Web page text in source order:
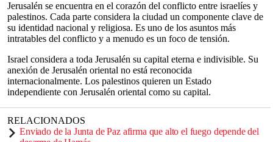
Jerusalén se encuentra en el corazón del conflicto entre israelíes y
palestinos. Cada parte considera la ciudad un componente clave de
su identidad nacional y religiosa. Es uno de los asuntos más
intratables del conflicto y a menudo es un foco de tensión.
Israel considera a toda Jerusalén su capital eterna e indivisible. Su
anexión de Jerusalén oriental no está reconocida
internacionalmente. Los palestinos quieren un Estado
independiente con Jerusalén oriental como su capital.
RELACIONADOS
Enviado de la Junta de Paz afirma que alto el fuego depende del